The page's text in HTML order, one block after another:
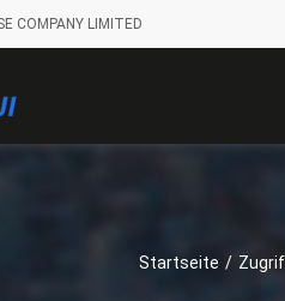
COMPANY LIMITED
Startseite /